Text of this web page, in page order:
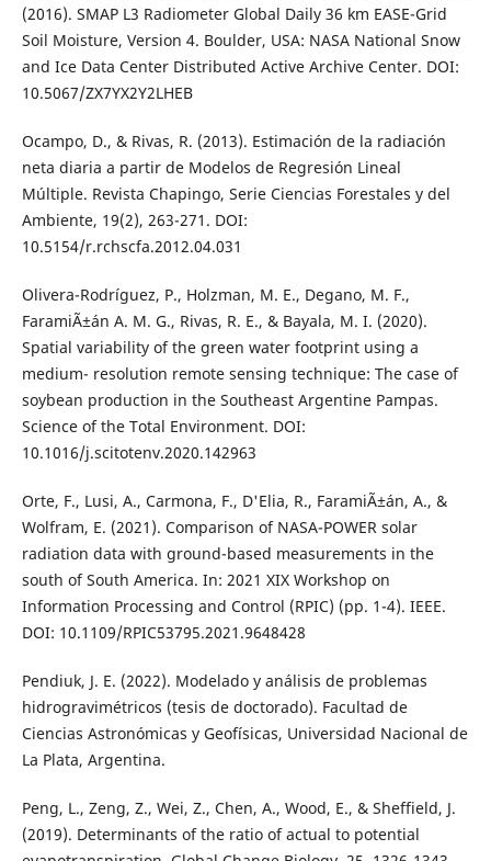
(2016). SMAP L3 Radiometer Global Daily 36 km EASE-Grid
Soil Moisture, Version 4. Boulder, USA: NASA National Snow
and Ice Data Center Distributed Active Archive Center. DOI:
10.5067/ZX7YX2Y2LHEB
Ocampo, D., & Rivas, R. (2013). Estimación de la radiación
neta diaria a partir de Modelos de Regresión Lineal
Múltiple. Revista Chapingo, Serie Ciencias Forestales y del
Ambiente, 19(2), 263-271. DOI:
10.5154/r.rchscfa.2012.04.031
Olivera-Rodríguez, P., Holzman, M. E., Degano, M. F.,
FaramiÃ±án A. M. G., Rivas, R. E., & Bayala, M. I. (2020).
Spatial variability of the green water footprint using a
medium- resolution remote sensing technique: The case of
soybean production in the Southeast Argentine Pampas.
Science of the Total Environment. DOI:
10.1016/j.scitotenv.2020.142963
Orte, F., Lusi, A., Carmona, F., D'Elia, R., FaramiÃ±án, A., &
Wolfram, E. (2021). Comparison of NASA-POWER solar
radiation data with ground-based measurements in the
south of South America. In: 2021 XIX Workshop on
Information Processing and Control (RPIC) (pp. 1-4). IEEE.
DOI: 10.1109/RPIC53795.2021.9648428
Pendiuk, J. E. (2022). Modelado y análisis de problemas
hidrogravimétricos (tesis de doctorado). Facultad de
Ciencias Astronómicas y Geofísicas, Universidad Nacional de
La Plata, Argentina.
Peng, L., Zeng, Z., Wei, Z., Chen, A., Wood, E., & Sheffield, J.
(2019). Determinants of the ratio of actual to potential